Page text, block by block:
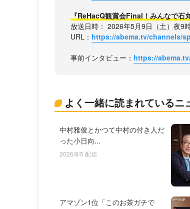
『ReHacQ観賞会Final！みんなで石
放送日時： 2026年5月9日（土）夜9
URL： https://abema.tv/channels/
事前インタビュー： https://
よく一緒に読まれているニ
中村雅俊とかつて中村の付き人だ
った小日向...
2026/8/5 配信
アマゾン1位「このお茶ガチで